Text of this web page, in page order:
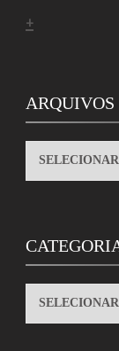
+
ARQUIVOS
ARQUIVOS